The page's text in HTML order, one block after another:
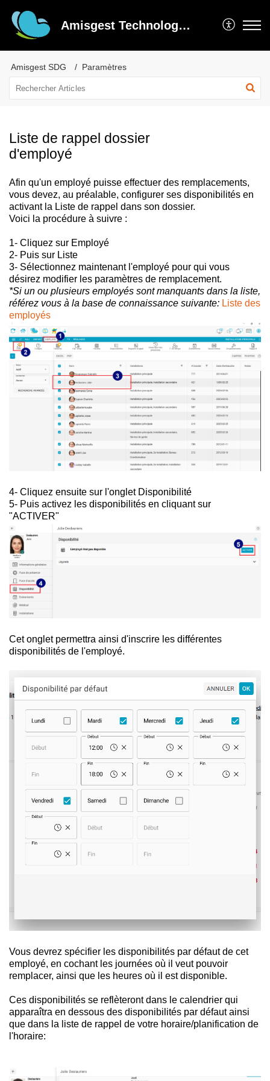
Amisgest Technologie inc
Amisgest SDG Paramètres
Liste de rappel dossier
d'employé
Afin qu'un employé puisse effectuer des remplacements,
vous devez, au préalable, configurer ses disponibilités en
activant la Liste de rappel dans son dossier.
Voici la procédure à suivre :
1- Cliquez sur Employé
2- Puis sur Liste
3- Sélectionnez maintenant l'employé pour qui vous
désirez modifier les paramètres de remplacement.
*Si un ou plusieurs employés sont manquants dans la liste,
référez vous à la base de connaissance suivante: Liste des
employés
4- Cliquez ensuite sur l'onglet Disponibilité
5- Puis activez les disponibilités en cliquant sur
"ACTIVER"
Cet onglet permettra ainsi d'inscrire les différentes
disponibilités de l'employé.
Vous devrez spécifier les disponibilités par défaut de cet
employé, en cochant les journées où il veut pouvoir
remplacer, ainsi que les heures où il est disponible.
Ces disponibilités se reflèteront dans le calendrier qui
apparaîtra en dessous des disponibilités par défaut ainsi
que dans la liste de rappel de votre horaire/planification de
l'horaire: